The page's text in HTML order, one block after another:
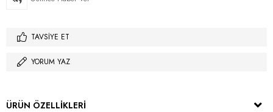
TAVSIYE ET
YORUM YAZ
ÜRÜN ÖZELLIKLERI